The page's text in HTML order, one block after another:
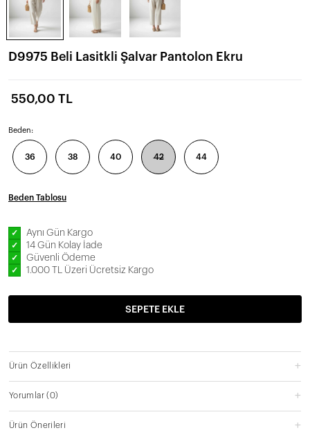
D9975 Beli Lasitkli Şalvar Pantolon Ekru
550,00 TL
Beden:
36 38 40 42 44
Beden Tablosu
SEPETE EKLE
✓ Aynı Gün Kargo
✓ 14 Gün Kolay İade
✓ Güvenli Ödeme
✓ 1.000 TL Üzeri Ücretsiz Kargo
Ürün Özellikleri
Yorumlar(0)
Ürün Önerileri